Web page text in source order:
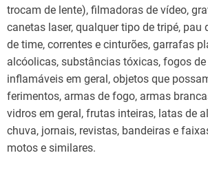
trocam de lente), filmadoras de vídeo,
canetas laser, qualquer tipo de tripé, pau
de time, correntes e cinturões, garrafas
alcóolicas, substâncias tóxicas, fogos
inflamáveis em geral, objetos que
ferimentos, armas de fogo, armas
vidros em geral, frutas inteiras, latas de
chuva, jornais, revistas, bandeiras e
motos e similares.